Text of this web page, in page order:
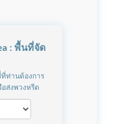
: พื้นที่จัด
ท่านต้องการ
ส่งพวงหรีด